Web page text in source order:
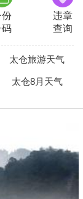
份
码
违章
查询
太仓旅游天气
太仓8月天气